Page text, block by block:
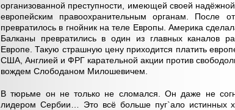
организованной преступности, имеющей своей
европейским правоохранительным органам. После
превратилось в гнойник на теле Европы. Америка
Балканы превратились в один из главных каналов
Европе. Такую страшную цену приходится платить
США, Англией и ФРГ карательной акции против
вождем Слободаном Милошевичем.
В тюрьме он не только не сломался. Он даже не
лидером Сербии… Это всё больше пуг`ало истинных